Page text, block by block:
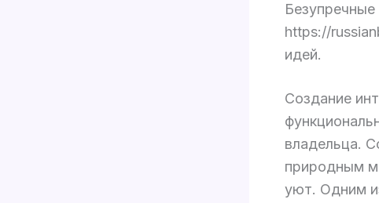
https://
идей.
Создание
владельца.
природным
уют. Одним